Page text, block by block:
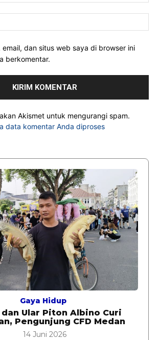
email, dan situs web saya di browser ini
berkomentar.
Akismet untuk mengurangi spam.
data komentar Anda diproses
Gaya Hidup
dan Ular Piton Albino Curi
Pengunjung CFD Medan
14 Juni 2026